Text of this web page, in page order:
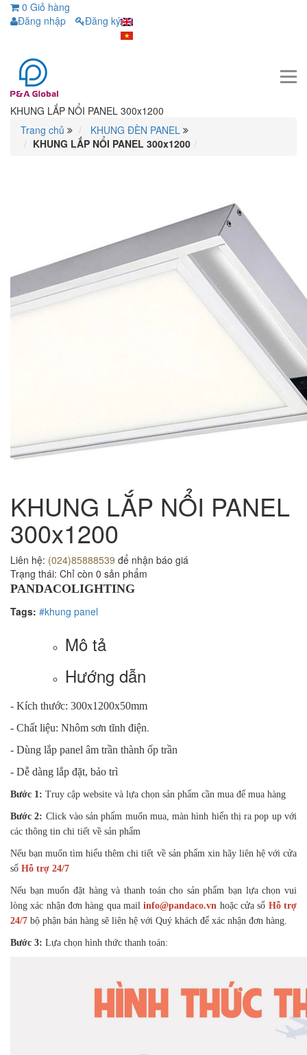
0 Giỏ hàng
Đăng nhập
Đăng ký
KHUNG LẮP NỔI PANEL 300x1200
Trang chủ
KHUNG ĐÈN PANEL
KHUNG LẮP NỔI PANEL 300x1200
KHUNG LẮP NỔI PANEL
300x1200
Liên hệ: (024)85888539 để nhận báo giá
Trạng thái: Chỉ còn 0 sản phẩm
PANDACOLIGHTING
Tags: #khung panel
Mô tả
Hướng dẫn
- Kích thước: 300x1200x50mm
- Chất liệu: Nhôm sơn tĩnh điện.
- Dùng lắp panel âm trần thành ốp trần
- Dễ dàng lắp đặt, bảo trì
Bước 1: Truy cập website và lựa chọn sản phẩm cần mua để mua hàng
Bước 2: Click vào sản phẩm muốn mua, màn hình hiển thị ra pop up với
các thông tin chi tiết về sản phẩm
Nếu bạn muốn tìm hiểu thêm chi tiết về sản phẩm xin hãy liên hệ với cửa
sổ Hỗ trợ 24/7
Nếu bạn muốn đặt hàng và thanh toán cho sản phẩm bạn lựa chọn vui
lòng xác nhận đơn hàng qua mailinfo@pandaco.vn hoặc cửa sổ Hỗ trợ
24/7 bộ phận bán hàng sẽ liên hệ với Quý khách để xác nhận đơn hàng.
Bước 3: Lựa chọn hình thức thanh toán: